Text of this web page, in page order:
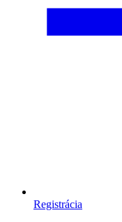
Registrácia